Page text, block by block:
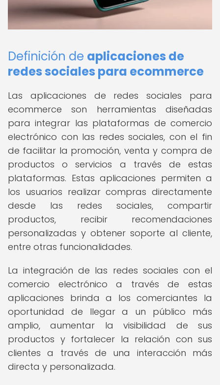
Definición de aplicaciones de
redes sociales para ecommerce
Las aplicaciones de redes sociales para
ecommerce son herramientas diseñadas
para integrar las plataformas de comercio
electrónico con las redes sociales, con el fin
de facilitar la promoción, venta y compra de
productos o servicios a través de estas
plataformas. Estas aplicaciones permiten a
los usuarios realizar compras directamente
desde las redes sociales, compartir
productos, recibir recomendaciones
personalizadas y obtener soporte al cliente,
entre otras funcionalidades.
La integración de las redes sociales con el
comercio electrónico a través de estas
aplicaciones brinda a los comerciantes la
oportunidad de llegar a un público más
amplio, aumentar la visibilidad de sus
productos y fortalecer la relación con sus
clientes a través de una interacción más
directa y personalizada.